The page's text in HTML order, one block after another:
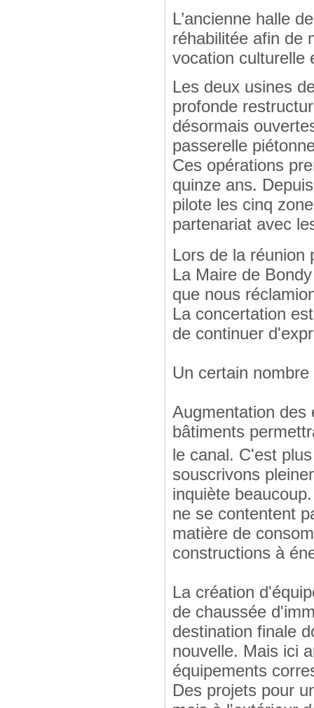
L’ancienne halle
réhabilitée afin de
vocation culturelle
Les deux usines
profonde
désormais
passerelle
Ces opérations
quinze ans.
pilote les cinq
partenariat avec
Lors de la réunion
La Maire de
que nous
La concertation
de continuer
Un certain
Augmentation des
bâtiments
le canal. C'est
souscrivons
inquiète
ne se contentent
matière de
constructions à
La création
de chaussée
destination finale
nouvelle. Mais ici
équipements
Des projets pour